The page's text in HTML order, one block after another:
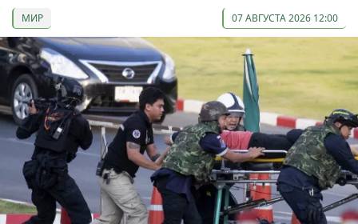
МИР 07 АВГУСТА 2026 12:00